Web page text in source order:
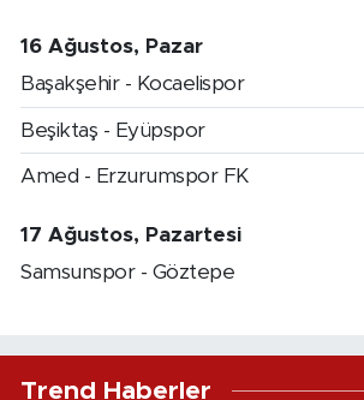
16 Ağustos, Pazar
Başakşehir - Kocaelispor
Beşiktaş - Eyüpspor
Amed - Erzurumspor FK
17 Ağustos, Pazartesi
Samsunspor - Göztepe
Trend Haberler